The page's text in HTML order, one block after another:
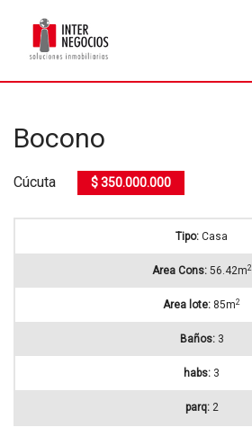
Bocono
Cúcuta $ 350.000.000
Tipo: Casa
Area Cons: 56.42m2
Area lote: 85m2
Baños: 3
habs: 3
parq: 2